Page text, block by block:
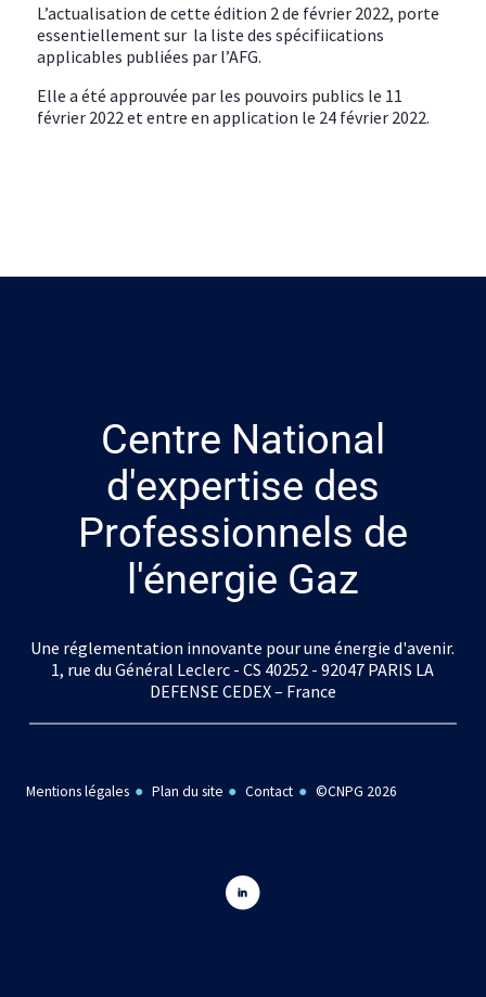
L’actualisation de cette édition 2 de février 2022, porte
essentiellement sur la liste des spécifiications
applicables publiées par l’AFG.
Elle a été approuvée par les pouvoirs publics le 11
février 2022 et entre en application le 24 février 2022.
Centre National
d'expertise des
Professionnels de
l'énergie Gaz
Une réglementation innovante pour une énergie d'avenir.
1, rue du Général Leclerc - CS 40252 - 92047 PARIS LA
DEFENSE CEDEX – France
Mentions légales Plan du site Contact ©CNPG 2026